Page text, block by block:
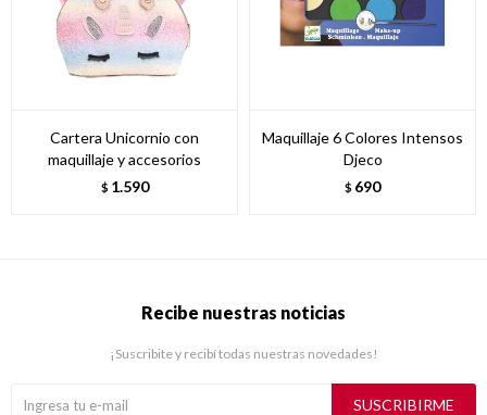
Cartera Unicornio con
maquillaje y accesorios
$ 1.590
Maquillaje 6 Colores Intensos
Djeco
$ 690
Recibe nuestras noticias
¡Suscribite y recibí todas nuestras novedades!
SUSCRIBIRME